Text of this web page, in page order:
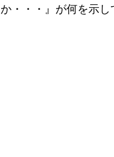
か・・・』が何を示し